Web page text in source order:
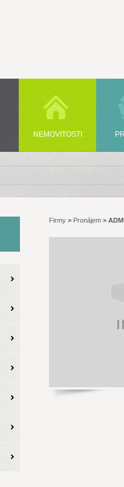
NEMOVITOSTI
Firmy > Pronájem >